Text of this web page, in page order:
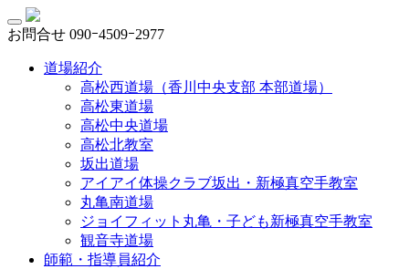
お問合せ 090ｰ4509ｰ2977
道場紹介
高松西道場（香川中央支部 本部道場）
高松東道場
高松中央道場
高松北教室
坂出道場
アイアイ体操クラブ坂出・新極真空手教室
丸亀南道場
ジョイフィット丸亀・子ども新極真空手教室
観音寺道場
師範・指導員紹介